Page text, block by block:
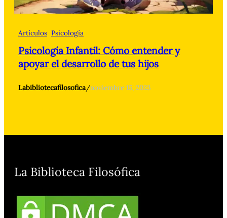
Artículos Psicología
Psicología Infantil: Cómo entender y
apoyar el desarrollo de tus hijos
Labibliotecafilosofica/noviembre 15, 2023
La Biblioteca Filosófica